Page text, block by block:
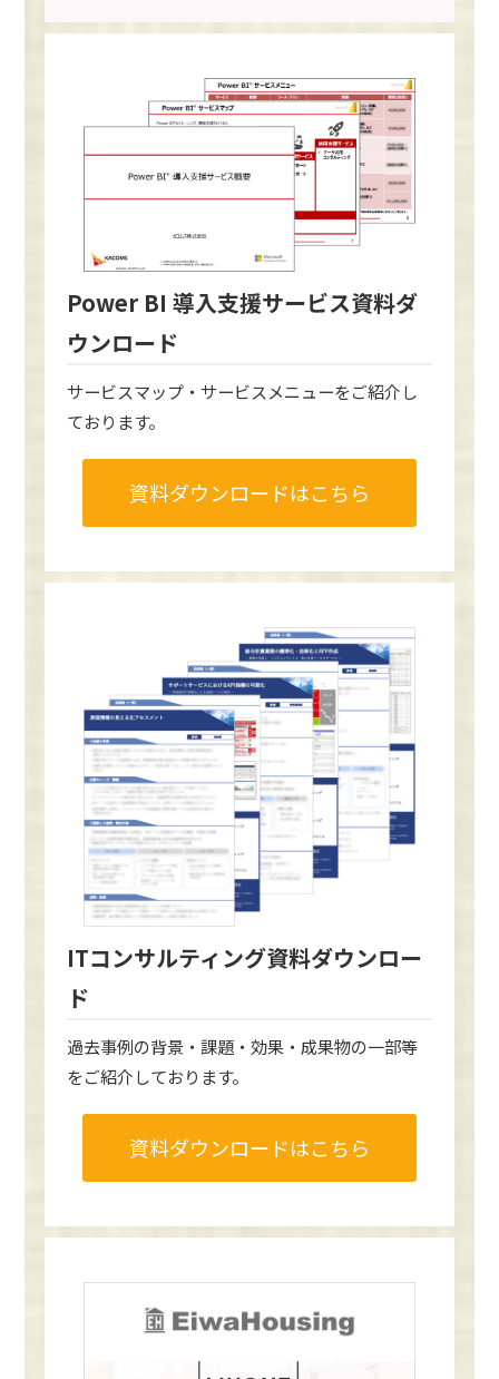
Power BI 導入支援サービス資料ダ
ウンロード
サービスマップ・サービスメニューをご紹介し
ております。
資料ダウンロードはこちら
ITコンサルティング資料ダウンロー
ド
過去事例の背景・課題・効果・成果物の一部等
をご紹介しております。
資料ダウンロードはこちら